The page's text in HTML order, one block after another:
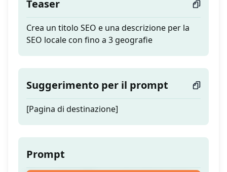
Teaser
Crea un titolo SEO e una descrizione per la
SEO locale con fino a 3 geografie
Suggerimento per il prompt
[Pagina di destinazione]
Prompt